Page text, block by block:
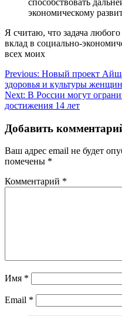
способствовать
экономическому
Я считаю, что задача
вклад в социально-
всех моих
Навигация
по
записям
Previous: Новый проект
здоровья и культуры женщин
Next: В России могут
достижения 14 лет
Добавить
Ваш адрес email не будет
помечены *
Комментарий *
Имя *
Email *